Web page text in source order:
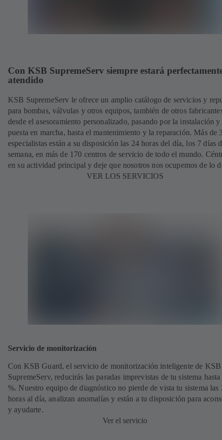
Con KSB SupremeServ siempre estará
atendido
KSB SupremeServ le ofrece un amplio catálogo de servicios y
para bombas, válvulas y otros equipos, también de otros
desde el asesoramiento personalizado, pasando por la instalación y
puesta en marcha, hasta el mantenimiento y la reparación. Más de
especialistas están a su disposición las 24 horas del día, los 7 días
semana, en más de 170 centros de servicio de todo el mundo.
en su actividad principal y deje que nosotros nos ocupemos de lo
VER LOS SERVICIOS
Servicio de monitorización
Con KSB Guard, el servicio de monitorización inteligente de KSB
SupremeServ, reducirás las paradas imprevistas de tu sistema
%. Nuestro equipo de diagnóstico no pierde de vista tu sistema las
horas al día, analizan anomalías y están a tu disposición para
y ayudarte.
Ver el servicio